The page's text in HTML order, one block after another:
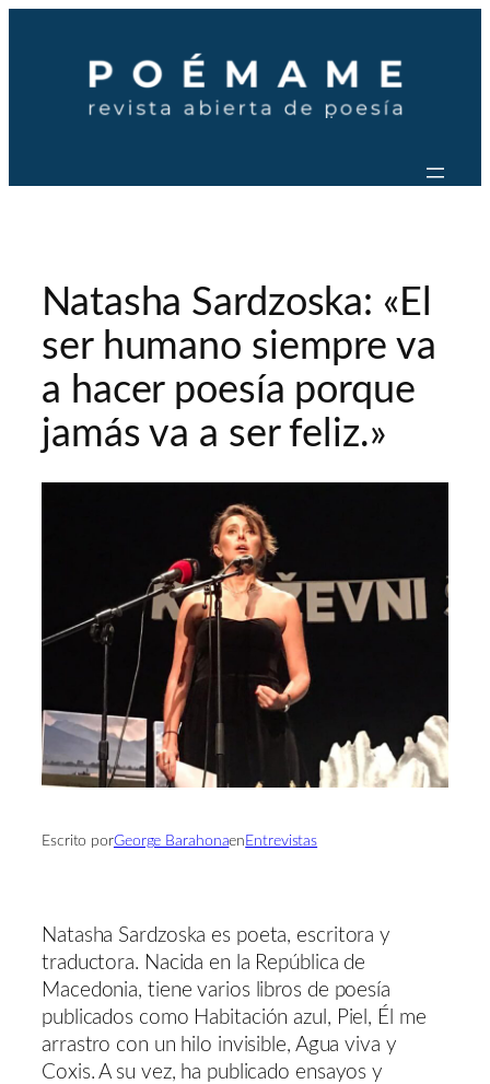
contenido
Natasha Sardzoska: «El
ser humano siempre va
a hacer poesía porque
jamás va a ser feliz.»
Escrito porGeorge Barahonaen Entrevistas
Natasha Sardzoska es poeta, escritora y
traductora. Nacida en la República de
Macedonia, tiene varios libros de poesía
publicados como Habitación azul, Piel, Él me
arrastro con un hilo invisible, Agua viva y
Coxis. A su vez, ha publicado ensayos y